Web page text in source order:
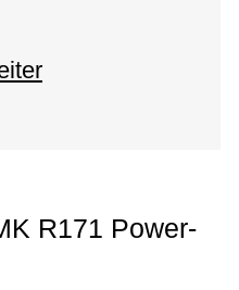
R171 Power-